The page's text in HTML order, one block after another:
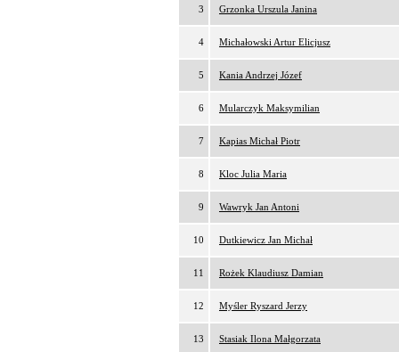
3 Grzonka Urszula Janina
4 Michałowski Artur Elicjusz
5 Kania Andrzej Józef
6 Mularczyk Maksymilian
7 Kapias Michał Piotr
8 Kloc Julia Maria
9 Wawryk Jan Antoni
10 Dutkiewicz Jan Michał
11 Rożek Klaudiusz Damian
12 Myśler Ryszard Jerzy
13 Stasiak Ilona Małgorzata